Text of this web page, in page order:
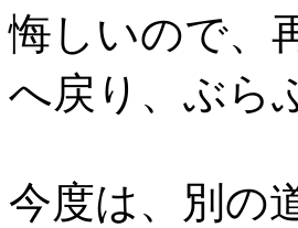
悔しいので、
へ戻り、ぶら
今度は、別の